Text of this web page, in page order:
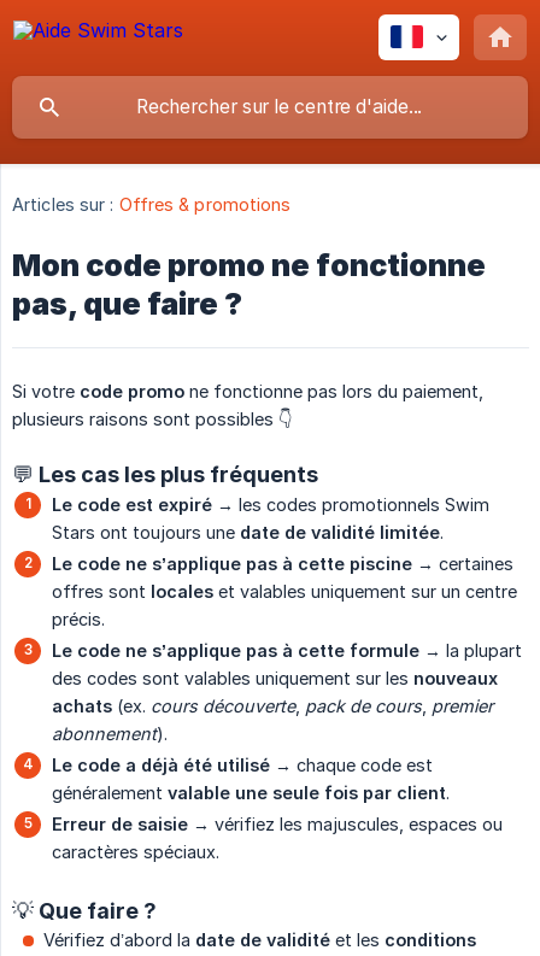
Articles sur : Offres & promotions
Mon code promo ne fonctionne
pas, que faire ?
Si votre code promo ne fonctionne pas lors du paiement,
plusieurs raisons sont possibles 👇
💬 Les cas les plus fréquents
Le code est expiré → les codes promotionnels Swim
Stars ont toujours une date de validité limitée.
Le code ne s’applique pas à cette piscine → certaines
offres sont locales et valables uniquement sur un centre
précis.
Le code ne s’applique pas à cette formule → la plupart
des codes sont valables uniquement sur les nouveaux
achats (ex. cours découverte, pack de cours, premier
abonnement).
Le code a déjà été utilisé → chaque code est
généralement valable une seule fois par client.
Erreur de saisie → vérifiez les majuscules, espaces ou
caractères spéciaux.
💡 Que faire ?
Vérifiez d’abord la date de validité et les conditions